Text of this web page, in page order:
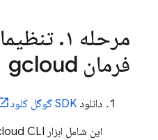
مرحله ۱ .
فرمان gcloud
دانلود SDK گوگل کلود
این شامل ابزار gcloud CLI نیز می‌شود.